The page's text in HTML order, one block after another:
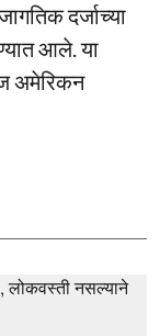
दर्जाच्या
आले. या
अमेरिकन